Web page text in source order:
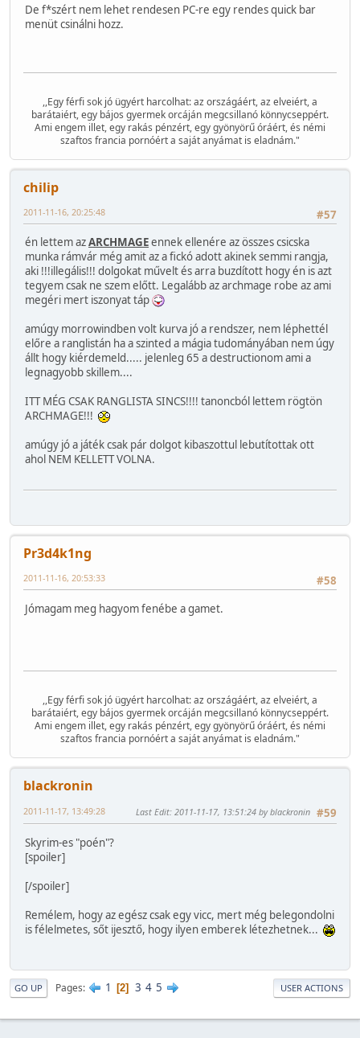
De f*szért nem lehet rendesen PC-re egy rendes quick bar
menüt csinálni hozz.
,,Egy férfi sok jó ügyért harcolhat: az országáért, az elveiért, a
barátaiért, egy bájos gyermek orcáján megcsillanó könnycseppért.
Ami engem illet, egy rakás pénzért, egy gyönyörű óráért, és némi
szaftos francia pornóért a saját anyámat is eladnám."
chilip
#57
2011-11-16, 20:25:48
én lettem azARCHMAGEennek ellenére az összes csicska
munka rámvár még amit az a fickó adott akinek semmi rangja,
aki !!!illegális!!! dolgokat művelt és arra buzdított hogy én is azt
tegyem csak ne szem előtt. Legalább az archmage robe az ami
megéri mert iszonyat táp
amúgy morrowindben volt kurva jó a rendszer, nem léphettél
előre a ranglistán ha a szinted a mágia tudományában nem úgy
állt hogy kiérdemeld..... jelenleg 65 a destructionom ami a
legnagyobb skillem....
ITT MÉG CSAK RANGLISTA SINCS!!!! tanoncból lettem rögtön
ARCHMAGE!!!
amúgy jó a játék csak pár dolgot kibaszottul lebutítottak ott
ahol NEM KELLETT VOLNA.
Pr3d4k1ng
#58
2011-11-16, 20:53:33
Jómagam meg hagyom fenébe a gamet.
,,Egy férfi sok jó ügyért harcolhat: az országáért, az elveiért, a
barátaiért, egy bájos gyermek orcáján megcsillanó könnycseppért.
Ami engem illet, egy rakás pénzért, egy gyönyörű óráért, és némi
szaftos francia pornóért a saját anyámat is eladnám."
blackronin
#59
2011-11-17, 13:49:28 Last Edit: 2011-11-17, 13:51:24 by blackronin
Skyrim-es "poén"?
[spoiler]
[/spoiler]
Remélem, hogy az egész csak egy vicc, mert még belegondolni
is félelmetes, sőt ijesztő, hogy ilyen emberek létezhetnek...
GO UP Pages 1 2 3 4 5 USER ACTIONS